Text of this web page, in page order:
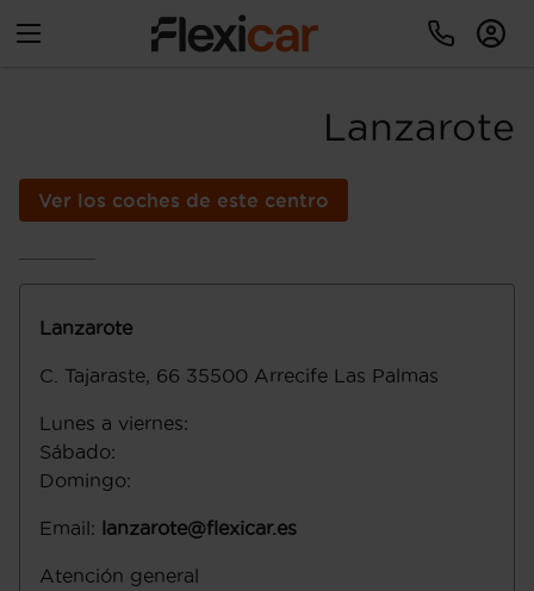
Lanzarote
Ver los coches de este centro
Lanzarote
C. Tajaraste, 66 35500 Arrecife Las Palmas
Lunes a viernes:
Sábado:
Domingo:
Email: lanzarote@flexicar.es
Atención general